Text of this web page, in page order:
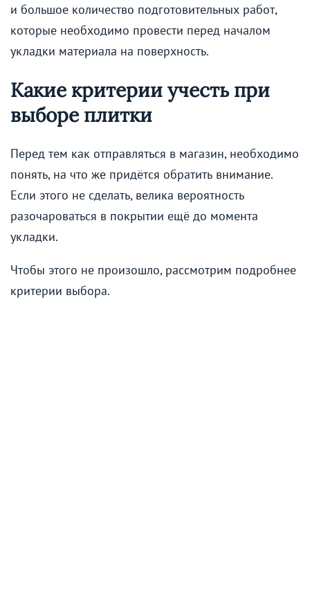
и большое количество подготовительных работ,
которые необходимо провести перед началом
укладки материала на поверхность.
Какие критерии учесть при
выборе плитки
Перед тем как отправляться в магазин, необходимо
понять, на что же придётся обратить внимание.
Если этого не сделать, велика вероятность
разочароваться в покрытии ещё до момента
укладки.
Чтобы этого не произошло, рассмотрим подробнее
критерии выбора.